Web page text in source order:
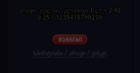
არაყი "ცელსი" კლასიკი 1 ლ + 2 XL
0,25 / 1235418790239
სპირტიანი / არაყი / ვისკი